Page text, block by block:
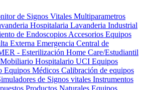
de Signos Vitales Multiparametros
Hospitalaria Lavanderia Industrial
de Endoscopios Accesorios Equipos
Externa Emergencia Central de
- Esterilización Home Care/Estudiantil
Mobiliario Hospitalario UCI Equipos
Equipos Médicos Calibración de equipos
de Signos vitales Instrumentos
Productos Naturales Equipos